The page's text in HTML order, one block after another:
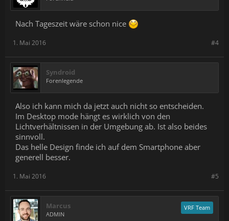
Nach Tageszeit wäre schon nice
#4
1. Mai 2016
Syndroid
Forenlegende
Also ich kann mich da jetzt auch nicht so entscheiden.
Im Desktop mode hängt es wirklich von den
Lichtverhältnissen in der Umgebung ab. Ist also beides
sinnvoll.
Das helle Design finde ich auf dem Smartphone aber
generell besser.
#5
1. Mai 2016
Marcus
ADMIN
VRF Team